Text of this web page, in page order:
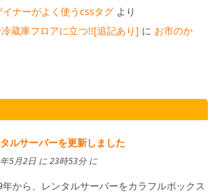
ナーがよく使うcssタグ より
蔵庫フロアに立つ!![追記あり] に お市のか
ルサーバーを更新しました
5月2日 に 23時53分 に
から、レンタルサーバーをカラフルボックス